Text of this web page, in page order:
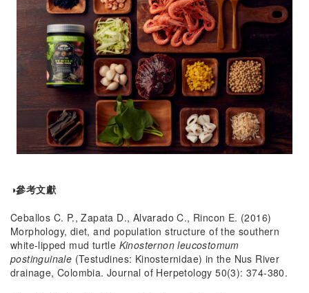
◑參考文獻
Ceballos C. P., Zapata D., Alvarado C., Rincon E. (2016)
Morphology, diet, and population structure of the southern
white-lipped mud turtle Kinosternon leucostomum
postinguinale (Testudines: Kinosternidae) in the Nus River
drainage, Colombia. Journal of Herpetology 50(3): 374-380.